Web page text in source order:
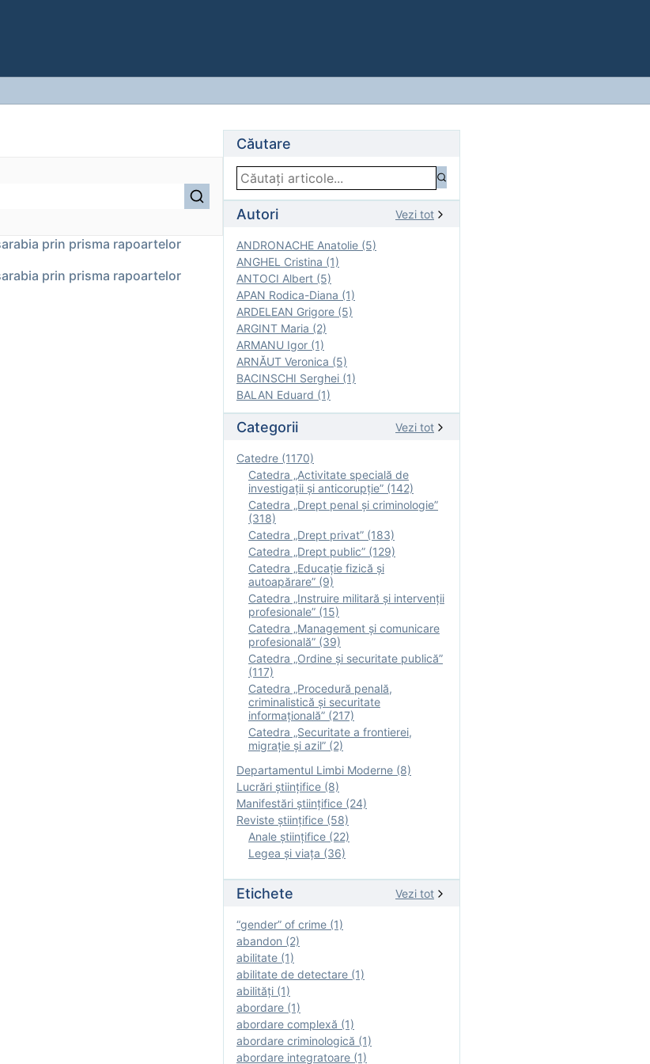
prin prisma rapoartelor
prin prisma rapoartelor
Căutare
Autori Vezi tot
ANDRONACHE Anatolie (5)
ANGHEL Cristina (1)
ANTOCI Albert (5)
APAN Rodica-Diana (1)
ARDELEAN Grigore (5)
ARGINT Maria (2)
ARMANU Igor (1)
ARNĂUT Veronica (5)
BACINSCHI Serghei (1)
BALAN Eduard (1)
Categorii Vezi tot
Catedre (1170)
Catedra „Activitate specială de
investigaţii şi anticorupție” (142)
Catedra „Drept penal și criminologie”
(318)
Catedra „Drept privat” (183)
Catedra „Drept public” (129)
Catedra „Educație fizică şi
autoapărare” (9)
Catedra „Instruire militară şi intervenţii
profesionale” (15)
Catedra „Management și comunicare
profesională” (39)
Catedra „Ordine și securitate publică”
(117)
Catedra „Procedură penală,
criminalistică și securitate
informațională” (217)
Catedra „Securitate a frontierei,
migrație și azil” (2)
Departamentul Limbi Moderne (8)
Lucrări științifice (8)
Manifestări ştiinţifice (24)
Reviste ştiinţifice (58)
Anale ştiinţifice (22)
Legea şi viaţa (36)
Etichete Vezi tot
“gender” of crime (1)
abandon (2)
abilitate (1)
abilitate de detectare (1)
abilităţi (1)
abordare (1)
abordare complexă (1)
abordare criminologică (1)
abordare integratoare (1)